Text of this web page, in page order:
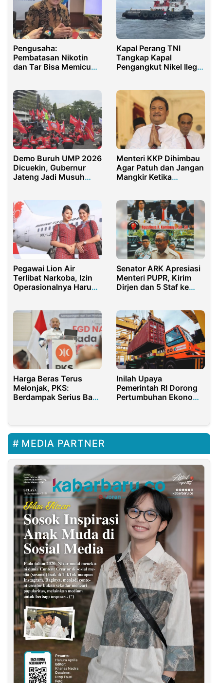
Pengusaha:
Pembatasan Nikotin
dan Tar Bisa Memicu
Kapal Perang TNI
Tangkap Kapal
Pengangkut Nikel Ilegal
Demo Buruh UMP 2026
Dicuekin, Gubernur
Jateng Jadi Musuh
Menteri KKP Dihimbau
Agar Patuh dan Jangan
Mangkir Ketika
Pegawai Lion Air
Terlibat Narkoba, Izin
Operasionalnya Harus
Senator ARK Apresiasi
Menteri PUPR, Kirim
Dirjen dan 5 Staf ke
Harga Beras Terus
Melonjak, PKS:
Berdampak Serius Bagi
Inilah Upaya
Pemerintah RI Dorong
Pertumbuhan Ekonomi
MEDIA PARTNER